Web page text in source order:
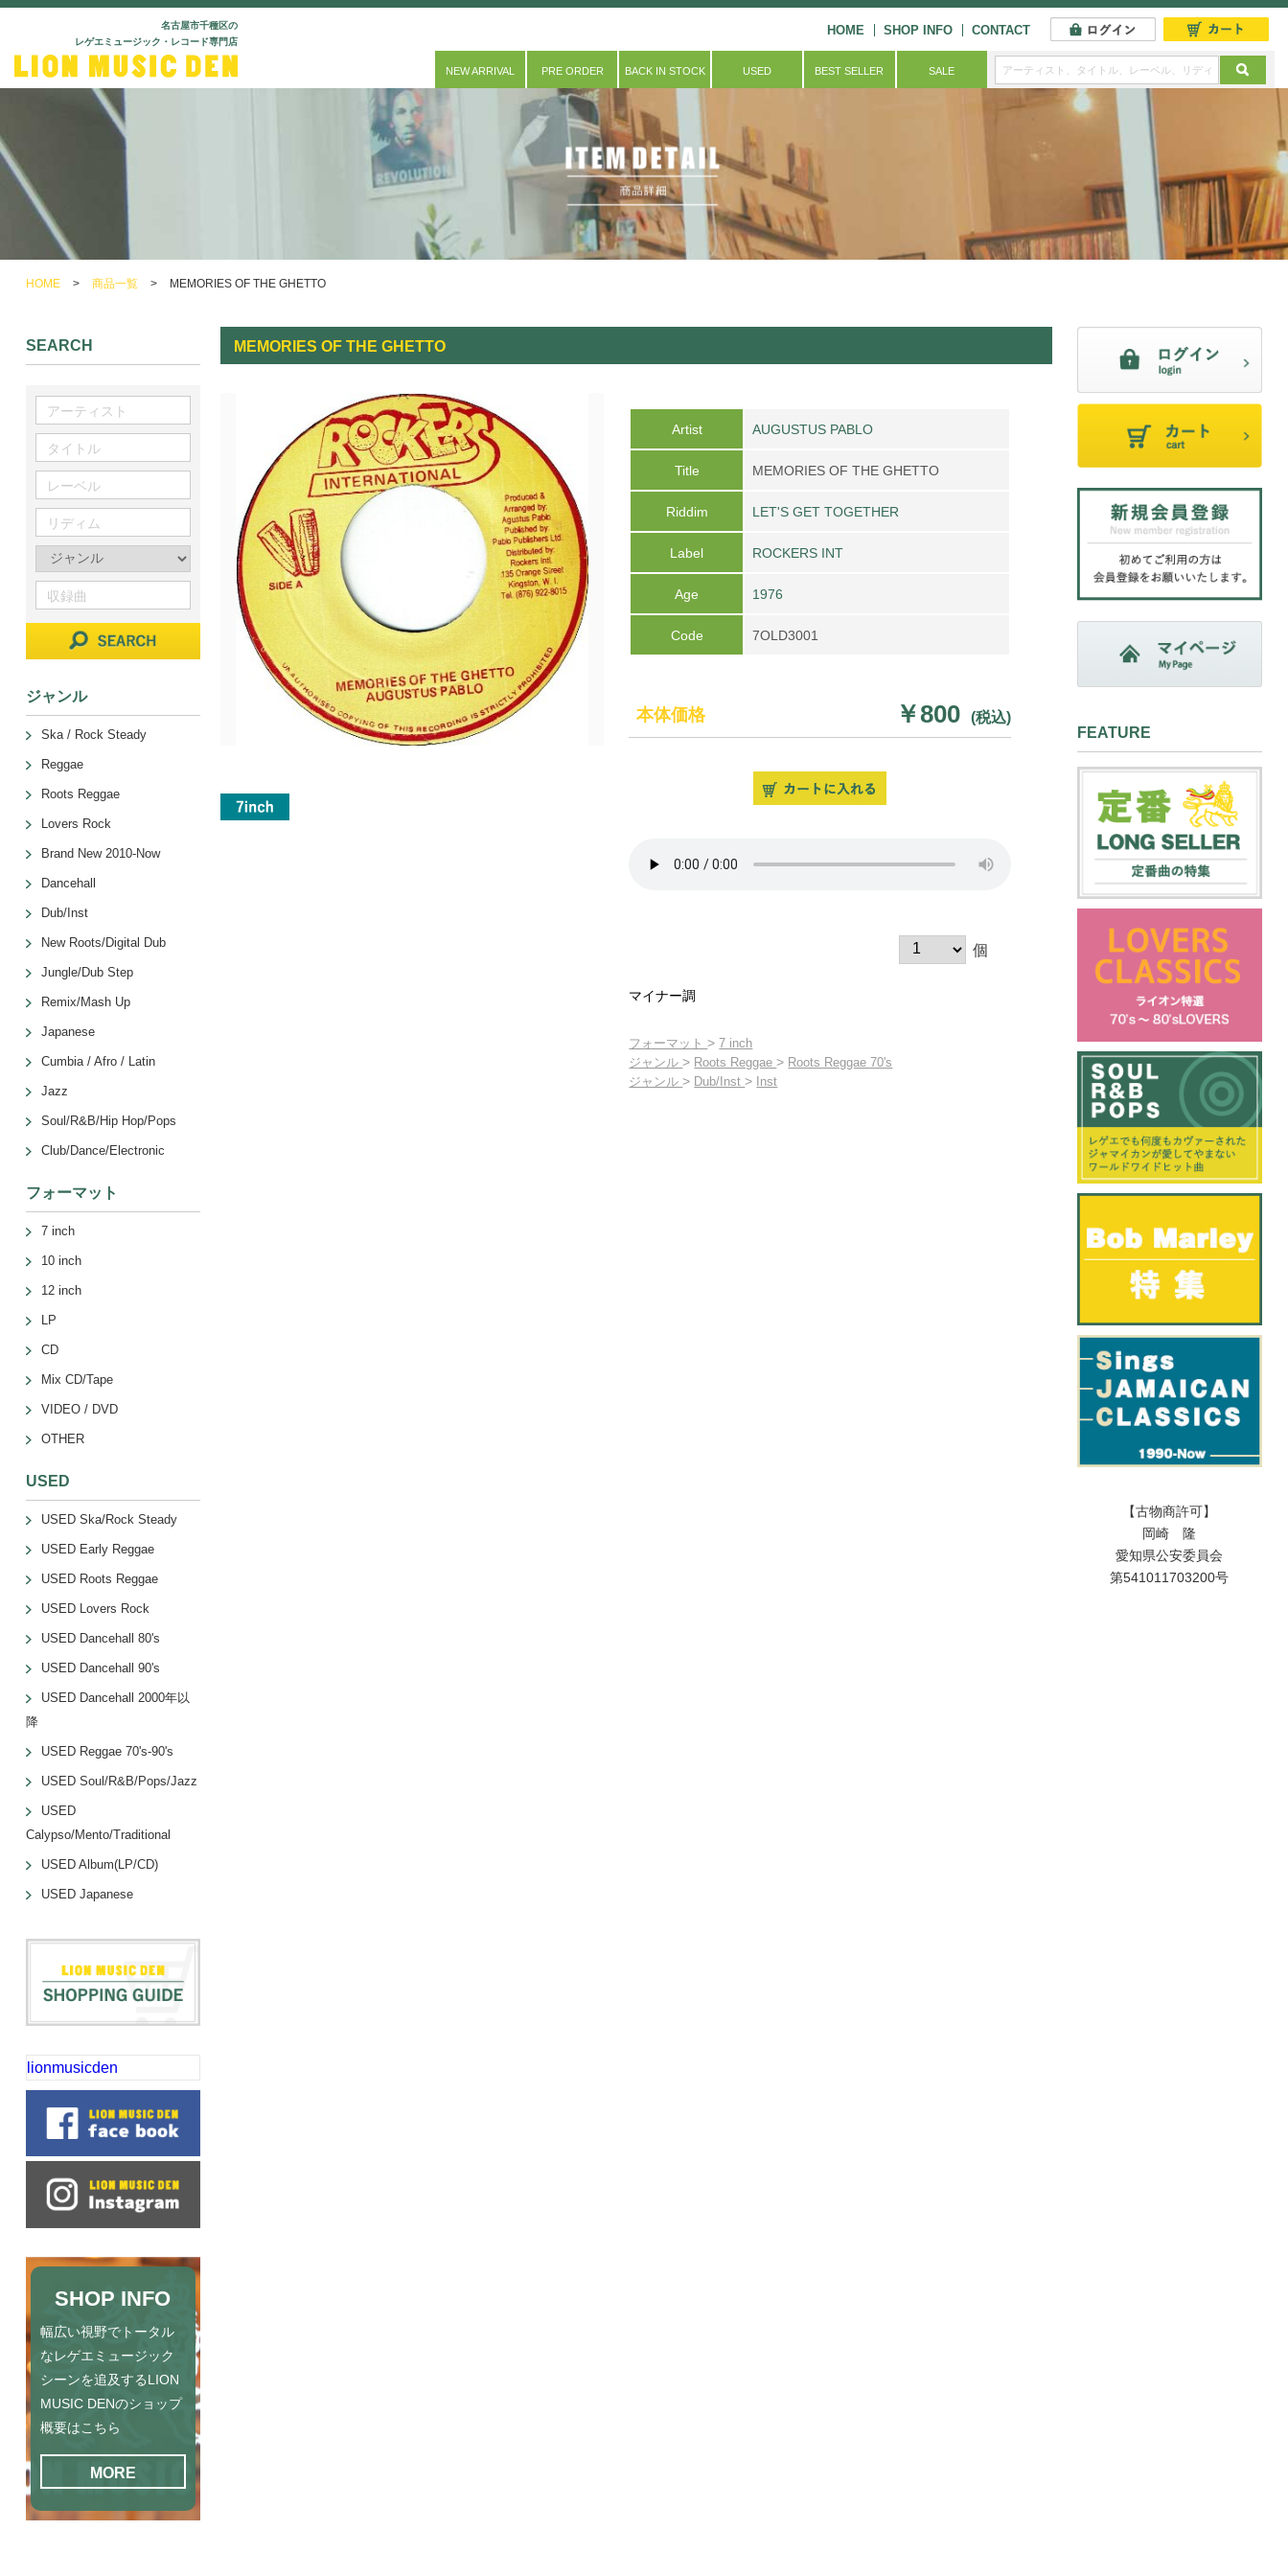
名古屋市千種区の
レゲエミュージック・レコード専門店
HOME SHOP INFO CONTACT
NEW ARRIVAL PRE ORDER BACK IN STOCK USED BEST SELLER SALE
HOME > 商品一覧 > MEMORIES OF THE GHETTO
MEMORIES OF THE GHETTO
Artist AUGUSTUS PABLO
Title MEMORIES OF THE GHETTO
Riddim LET'S GET TOGETHER
Label ROCKERS INT
Age 1976
Code 7OLD3001
本体価格 ￥800 (税込)
個
マイナー調
フォーマット>7 inch
ジャンル> Roots Reggae> Roots Reggae 70's
ジャンル> Dub/Inst> Inst
SEARCH
ジャンル
Ska / Rock Steady
Reggae
Roots Reggae
Lovers Rock
Brand New 2010-Now
Dancehall
Dub/Inst
New Roots/Digital Dub
Jungle/Dub Step
Remix/Mash Up
Japanese
Cumbia / Afro / Latin
Jazz
Soul/R&B/Hip Hop/Pops
Club/Dance/Electronic
フォーマット
7 inch
10 inch
12 inch
LP
CD
Mix CD/Tape
VIDEO / DVD
OTHER
USED
USED Ska/Rock Steady
USED Early Reggae
USED Roots Reggae
USED Lovers Rock
USED Dancehall 80's
USED Dancehall 90's
USED Dancehall 2000年以
降
USED Reggae 70's-90's
USED Soul/R&B/Pops/Jazz
USED
Calypso/Mento/Traditional
USED Album(LP/CD)
USED Japanese
lionmusicden
SHOP INFO
幅広い視野でトータル
なレゲエミュージック
シーンを追及するLION
MUSIC DENのショップ
概要はこちら
MORE
FEATURE
【古物商許可】
岡崎 隆
愛知県公安委員会
第541011703200号